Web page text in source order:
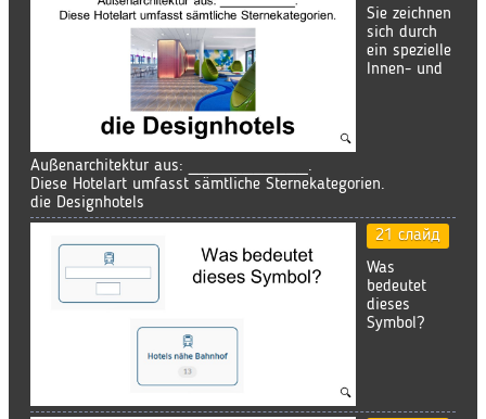
Sie zeichnen
sich durch
ein spezielle
Innen- und
Außenarchitektur aus: ___________.
Diese Hotelart umfasst sämtliche Sternekategorien.
die Designhotels
21 слайд
Was
bedeutet
dieses
Symbol?